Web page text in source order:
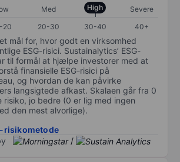
Med High
Severe
20 20-30 30-40 40+
mål for, hvor godt en virksomhed
ESG-risici. Sustainalytics’ ESG-
til formål at hjælpe investorer med at
finansielle ESG-risici på
og hvordan de kan påvirke
langsigtede afkast. Skalaen går fra 0
risiko, jo bedre (0 er lig med ingen
den mest alvorlige).
risikometode
/